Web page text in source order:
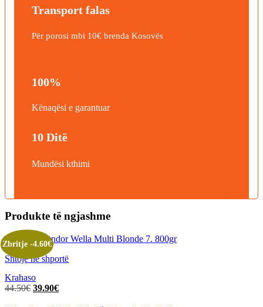
Transport falas
Për porosi mbi 10€ brenda Kosovës
100%
Kënaqësi e garantuar
10 Ditë
Mundësi kthimi
Produkte të ngjashme
Shtoje në shportë
Krahaso
Zbritje -4.60€
44.50€ Çmimi
39.90€Çmimi